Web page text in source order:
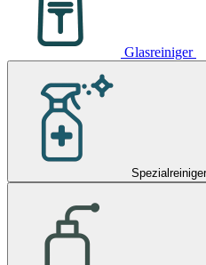
Glasreiniger
Spezialreiniger